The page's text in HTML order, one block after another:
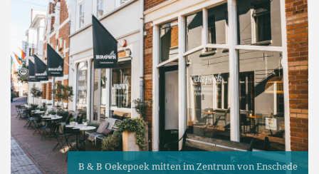
B & B Oekepoek mitten im Zentrum von Enschede